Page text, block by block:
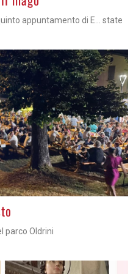
appuntamento di E... state
parco Oldrini